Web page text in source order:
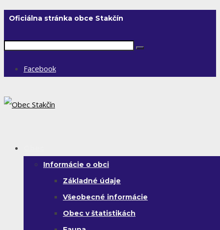
Oficiálna stránka obce Stakčín
Facebook
Informácie o obci
Základné údaje
Všeobecné informácie
Obec v štatistikách